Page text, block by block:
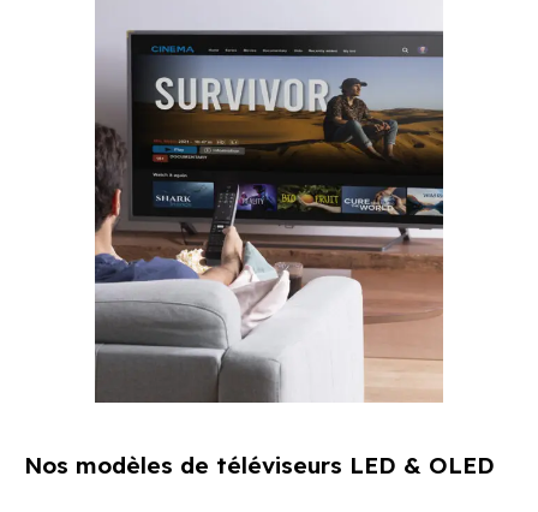
Nos modèles de téléviseurs LED & OLED